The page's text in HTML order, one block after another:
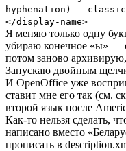
hyphenation) - classic
</display-name>
Я меняю только одну
убираю конечное «ы» —
потом заново
Запускаю двойным
И OpenOffice уже
ставит мне его так (см.
второй язык после
Как-то нельзя сделать,
написано вместо
прописать в